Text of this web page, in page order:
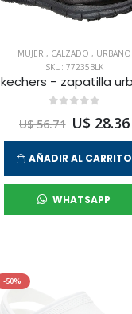
MUJER , CALZADO , URBANO
SKU: 77235BLK
U$ 56.71 U$ 28.36
AÑADIR AL CARRITO
WHATSAPP
-50%